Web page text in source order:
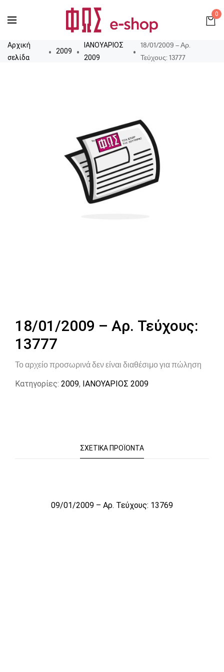
0
Αρχική
σελίδα
2009
ΙΑΝΟΥΑΡΙΟΣ
2009
18/01/2009 – Αρ.
Τεύχους: 13777
18/01/2009 – Αρ. Τεύχους:
13777
Το αρχείο προσωρινά δεν είναι διαθέσιμο για πώληση
Κατηγορίες: 2009, ΙΑΝΟΥΑΡΙΟΣ 2009
ΣΧΕΤΙΚΆ ΠΡΟΪΌΝΤΑ
Το αρχείο προσωρινά δεν είναι διαθέσιμο για πώληση
09/01/2009 – Αρ. Τεύχους: 13769